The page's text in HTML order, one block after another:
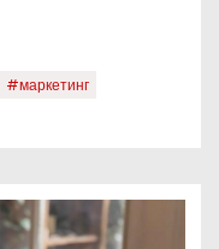
#маркетинг